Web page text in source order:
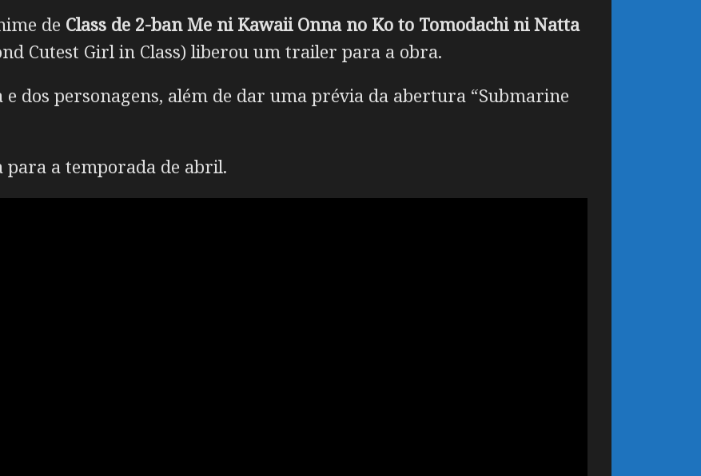
de Class de 2-ban Me ni Kawaii Onna no Ko to Tomodachi ni Natta
Cutest Girl in Class) liberou um trailer para a obra.
dos personagens, além de dar uma prévia da abertura “Submarine
para a temporada de abril.